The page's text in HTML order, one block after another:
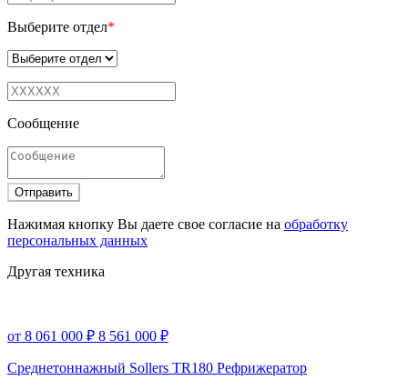
Выберите отдел*
Сообщение
Отправить
Нажимая кнопку Вы даете свое согласие на обработку
персональных данных
Другая техника
от 8 061 000 ₽ 8 561 000 ₽
Среднетоннажный Sollers TR180 Рефрижератор